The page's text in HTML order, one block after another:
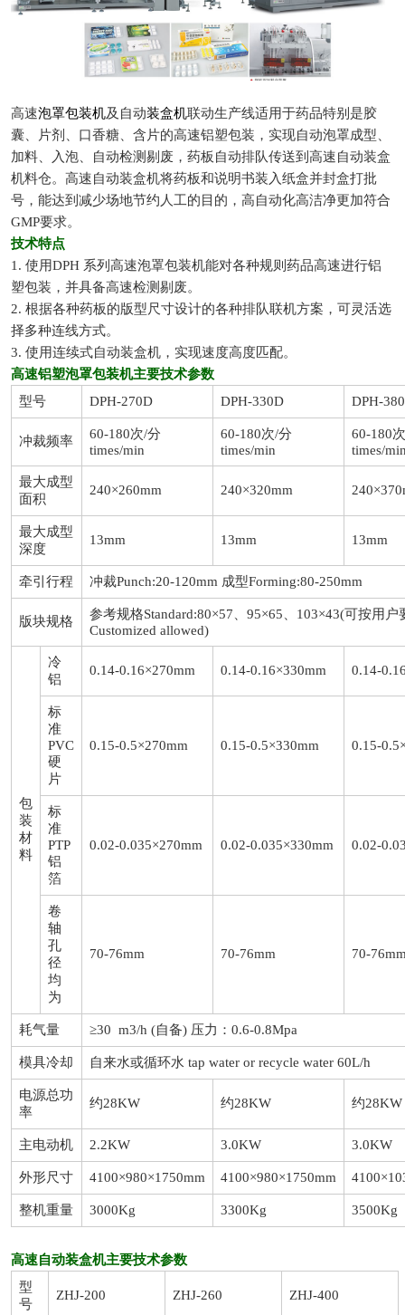
高速泡罩包装机及自动装盒机联动生产线适用于药品特别是胶
囊、片剂、口香糖、含片的高速铝塑包装，实现自动泡罩成型、
加料、入泡、自动检测剔废，药板自动排队传送到高速自动装盒
机料仓。高速自动装盒机将药板和说明书装入纸盒并封盒打批
号，能达到减少场地节约人工的目的，高自动化高洁净更加符合
GMP要求。
技术特点
1. 使用DPH 系列高速泡罩包装机能对各种规则药品高速进行铝
塑包装，并具备高速检测剔废。
2. 根据各种药板的版型尺寸设计的各种排队联机方案，可灵活选
择多种连线方式。
3. 使用连续式自动装盒机，实现速度高度匹配。
高速铝塑泡罩包装机主要技术参数
型号
DPH-270D DPH-330D DPH-
冲裁频率
60-180次/分
times/min
60-180次/分
times/min
60-180
times/
最大成型
面积
240×260mm 240×320mm
最大成型
深度
13mm 13mm 13mm
牵引行程 冲裁Punch:20-120mm 成型Forming:80-250mm
版块规格
参考规格Standard:80×57、95×65、103×43(可按用户
Customized allowed)
包
装
材
料
冷
铝
0.14-0.16×270mm 0.14-0.16×330mm 0.14-
标
准
PVC
硬
片
0.15-0.5×270mm 0.15-0.5×330mm 0.15-
标
准
PTP
铝
箔
0.02-0.035×270mm 0.02-0.035×330mm 0.02-
卷
轴
孔
径
均
为
70-76mm 70-76mm 70-
耗气量 ≥30 m3/h (自备) 压力：0.6-0.8Mpa
模具冷却 自来水或循环水 tap water or recycle water 60L/h
电源总功
率
约28KW 约28KW 约28KW
主电动机 2.2KW 3.0KW 3.0KW
外形尺寸 4100×980×1750mm 4100×980×1750mm
整机重量 3000Kg 3300Kg 3500Kg
高速自动装盒机主要技术参数
型
号
ZHJ-200 ZHJ-260 ZHJ-400